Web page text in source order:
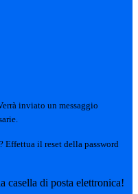
inviato un messaggio
Effettua il reset della password
casella di posta elettronica!